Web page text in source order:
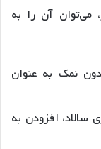
می‌توان آن را به
نمک به عنوان
افزودن به